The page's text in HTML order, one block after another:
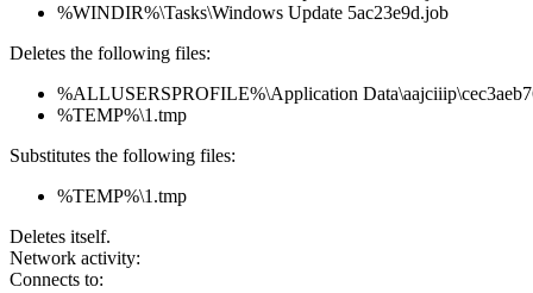
%WINDIR%\Tasks\Windows Update 5ac23e9d.job
Deletes the following files:
%ALLUSERSPROFILE%\Application
%TEMP%\1.tmp
Substitutes the following files:
%TEMP%\1.tmp
Deletes itself.
Network activity:
Connects to: